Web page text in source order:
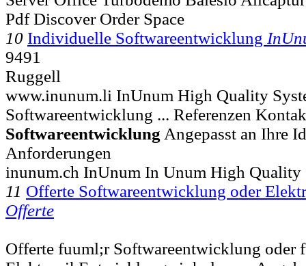
Pdf Discover Order Space
10 Individuelle Softwareentwicklung
9491
Ruggell
www.inunum.li InUnum High Quality
Softwareentwicklung ... Referenzen
Softwareentwicklung Angepasst an Ihre
Anforderungen
inunum.ch InUnum In Unum High Quality
11 Offerte Softwareentwicklung oder
Offerte
Offerte fuuml;r Softwareentwicklung oder